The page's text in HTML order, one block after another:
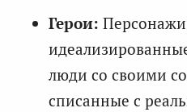
Герои:
люди со своими
списанные с